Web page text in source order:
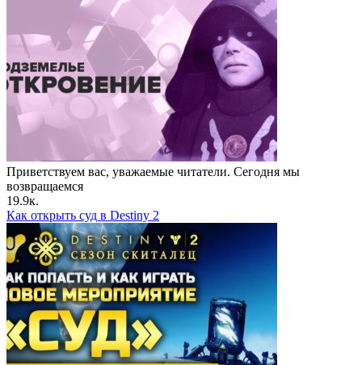
Приветствуем вас, уважаемые читатели. Сегодня мы
возвращаемся
19.9к.
Как открыть суд в Destiny 2